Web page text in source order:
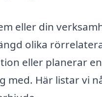
eller din
olika
eller planerar en
med. Här listar vi